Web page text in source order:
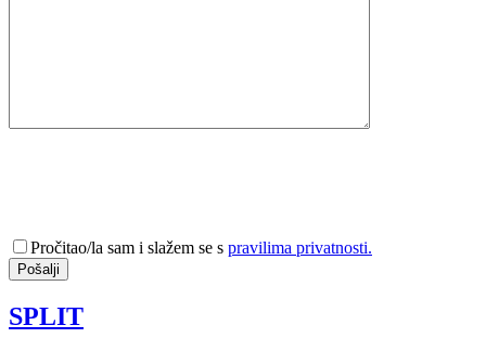
Pročitao/la sam i slažem se s pravilima privatnosti.
SPLIT